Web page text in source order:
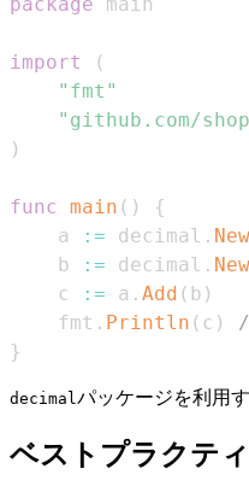
package
import
(
"fmt"
"github.com/
)
func main ( )
{
    a
:= decimal .
    b
:= decimal .
    c
:= a . Add ( b )
    fmt
. Println ( c )
}
decimalパッケージを利用
ベストプラクテ